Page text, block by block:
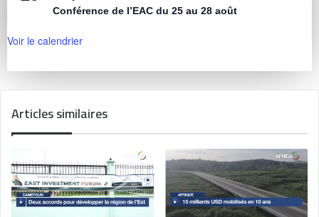
Conférence de l’EAC du 25 au 28 août
Voir le calendrier
Articles similaires